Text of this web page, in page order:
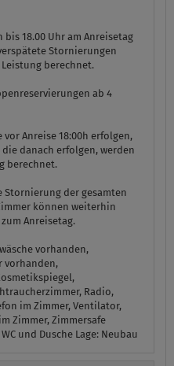
18.00 Uhr am Anreisetag
Stornierungen
berechnet.
ab 4
Anreise 18:00h erfolgen,
danach erfolgen, werden
berechnet.
Stornierung der gesamten
können weiterhin
Anreisetag.
vorhanden,
vorhanden,
Radio,
im Zimmer, Ventilator,
Zimmer, Zimmersafe
und Dusche Lage: Neubau